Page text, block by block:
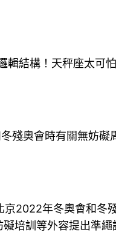
結構！天秤座太可怕
殘奧會時有關無妨礙
京2022年冬奧會和冬
培訓等外容提出準繩